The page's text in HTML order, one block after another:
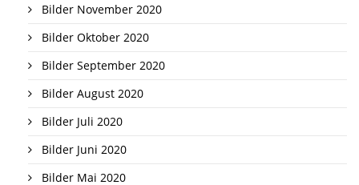
Bilder November 2020
Bilder Oktober 2020
Bilder September 2020
Bilder August 2020
Bilder Juli 2020
Bilder Juni 2020
Bilder Mai 2020